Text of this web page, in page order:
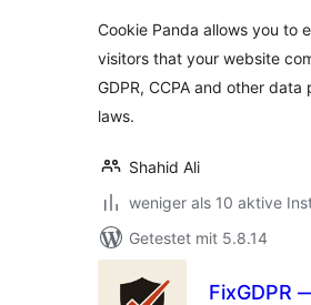
Cookie Panda allows you to
visitors that your website
GDPR, CCPA and other data
laws.
Shahid Ali
weniger als 10 aktive
Getestet mit 5.8.14
FixGDPR